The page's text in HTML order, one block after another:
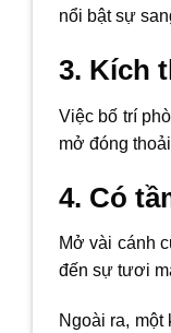
nổi bật sự
3. Kích
Việc bố trí
mở đóng
4. Có
Mở vài cánh
đến sự tươi
Ngoài ra,